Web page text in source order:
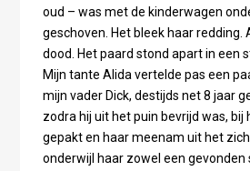
oud – was met de kinderwagen
geschoven. Het bleek haar redding.
dood. Het paard stond apart in een
Mijn tante Alida vertelde pas een
mijn vader Dick, destijds net 8 jaar
zodra hij uit het puin bevrijd was, bij
gepakt en haar meenam uit het
onderwijl haar zowel een gevonden